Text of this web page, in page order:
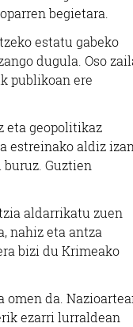
begietara.
estatu gabeko
dugula. Oso
publikoan ere
eta geopolitikaz
estreinako aldiz izan
Guztien
aldarrikatu zuen
nahiz eta antza
bizi du Krimeako
omen da.
ezarri lurraldean